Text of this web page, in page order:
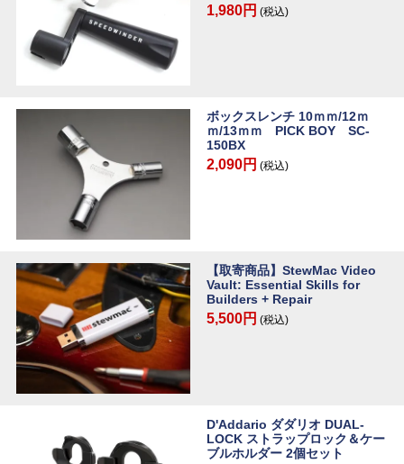
1,980円 (税込)
ボックスレンチ 10ｍｍ/12ｍ
ｍ/13ｍｍ PICK BOY SC-
150BX
2,090円 (税込)
【取寄商品】StewMac Video
Vault: Essential Skills for
Builders + Repair
5,500円 (税込)
D'Addario ダダリオ DUAL-
LOCK ストラップロック＆ケー
ブルホルダー 2個セット